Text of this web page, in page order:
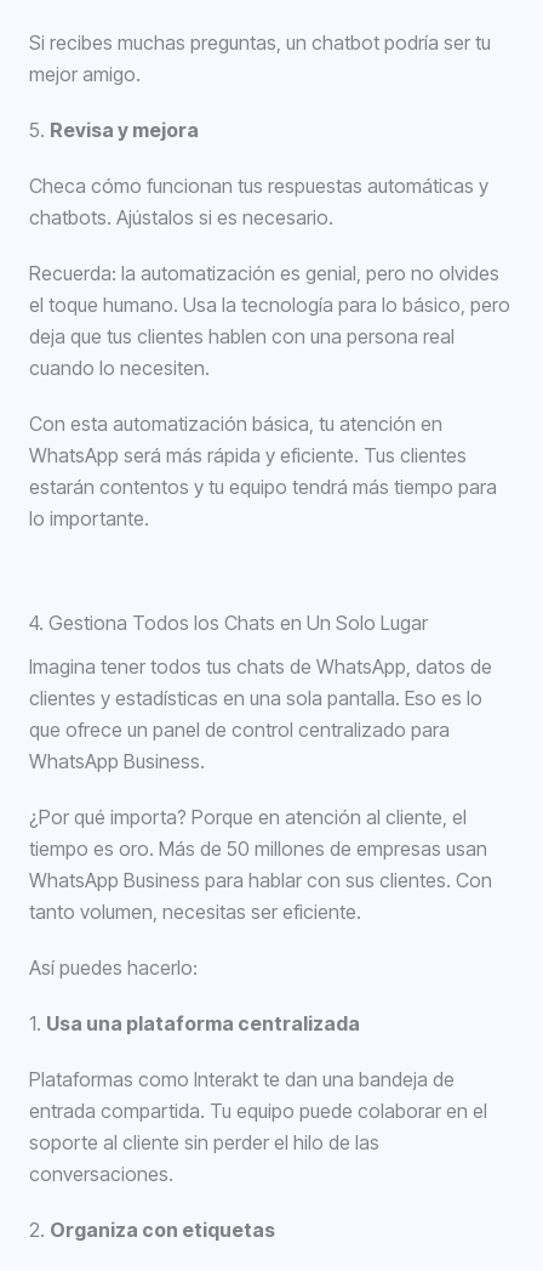
Si recibes muchas preguntas, un chatbot podría ser tu
mejor amigo.
5. Revisa y mejora
Checa cómo funcionan tus respuestas automáticas y
chatbots. Ajústalos si es necesario.
Recuerda: la automatización es genial, pero no olvides
el toque humano. Usa la tecnología para lo básico, pero
deja que tus clientes hablen con una persona real
cuando lo necesiten.
Con esta automatización básica, tu atención en
WhatsApp será más rápida y eficiente. Tus clientes
estarán contentos y tu equipo tendrá más tiempo para
lo importante.
4. Gestiona Todos los Chats en Un Solo Lugar
Imagina tener todos tus chats de WhatsApp, datos de
clientes y estadísticas en una sola pantalla. Eso es lo
que ofrece un panel de control centralizado para
WhatsApp Business.
¿Por qué importa? Porque en atención al cliente, el
tiempo es oro. Más de 50 millones de empresas usan
WhatsApp Business para hablar con sus clientes. Con
tanto volumen, necesitas ser eficiente.
Así puedes hacerlo:
1. Usa una plataforma centralizada
Plataformas como Interakt te dan una bandeja de
entrada compartida. Tu equipo puede colaborar en el
soporte al cliente sin perder el hilo de las
conversaciones.
2. Organiza con etiquetas